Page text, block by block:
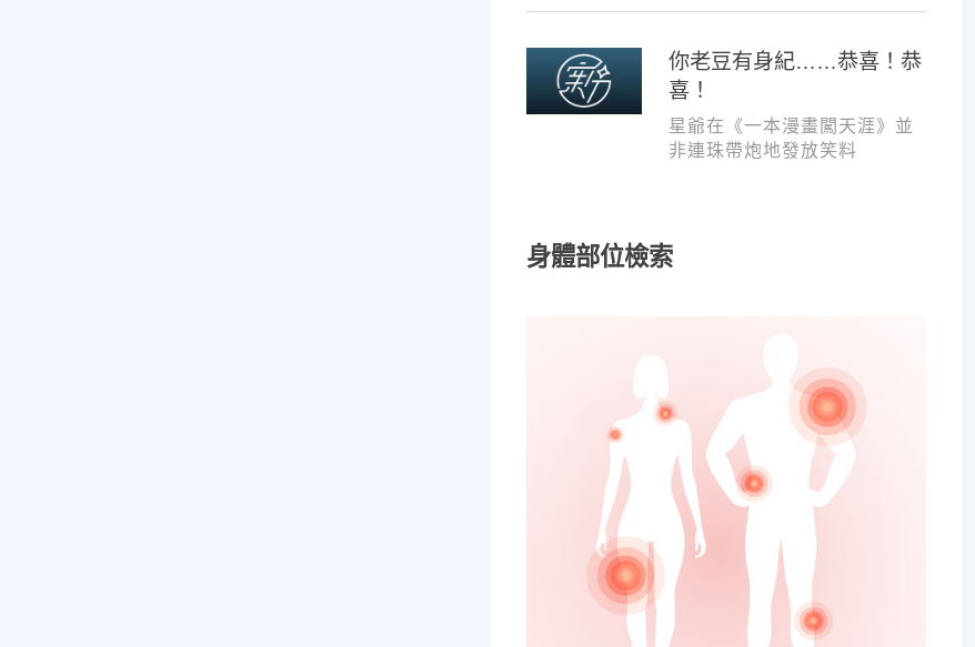
一對一對症治療。如果沒有第
行多少次推拿、按摩，都難以
讓您徹底擺脫不適。
你老豆有身紀……恭喜！恭
喜！
星爺在《一本漫畫闖天涯》並
非連珠帶炮地發放笑料
身體部位檢索